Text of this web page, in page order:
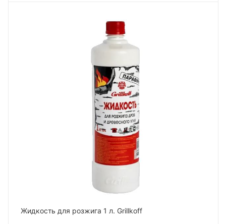
Жидкость для розжига 1 л. Grillkoff